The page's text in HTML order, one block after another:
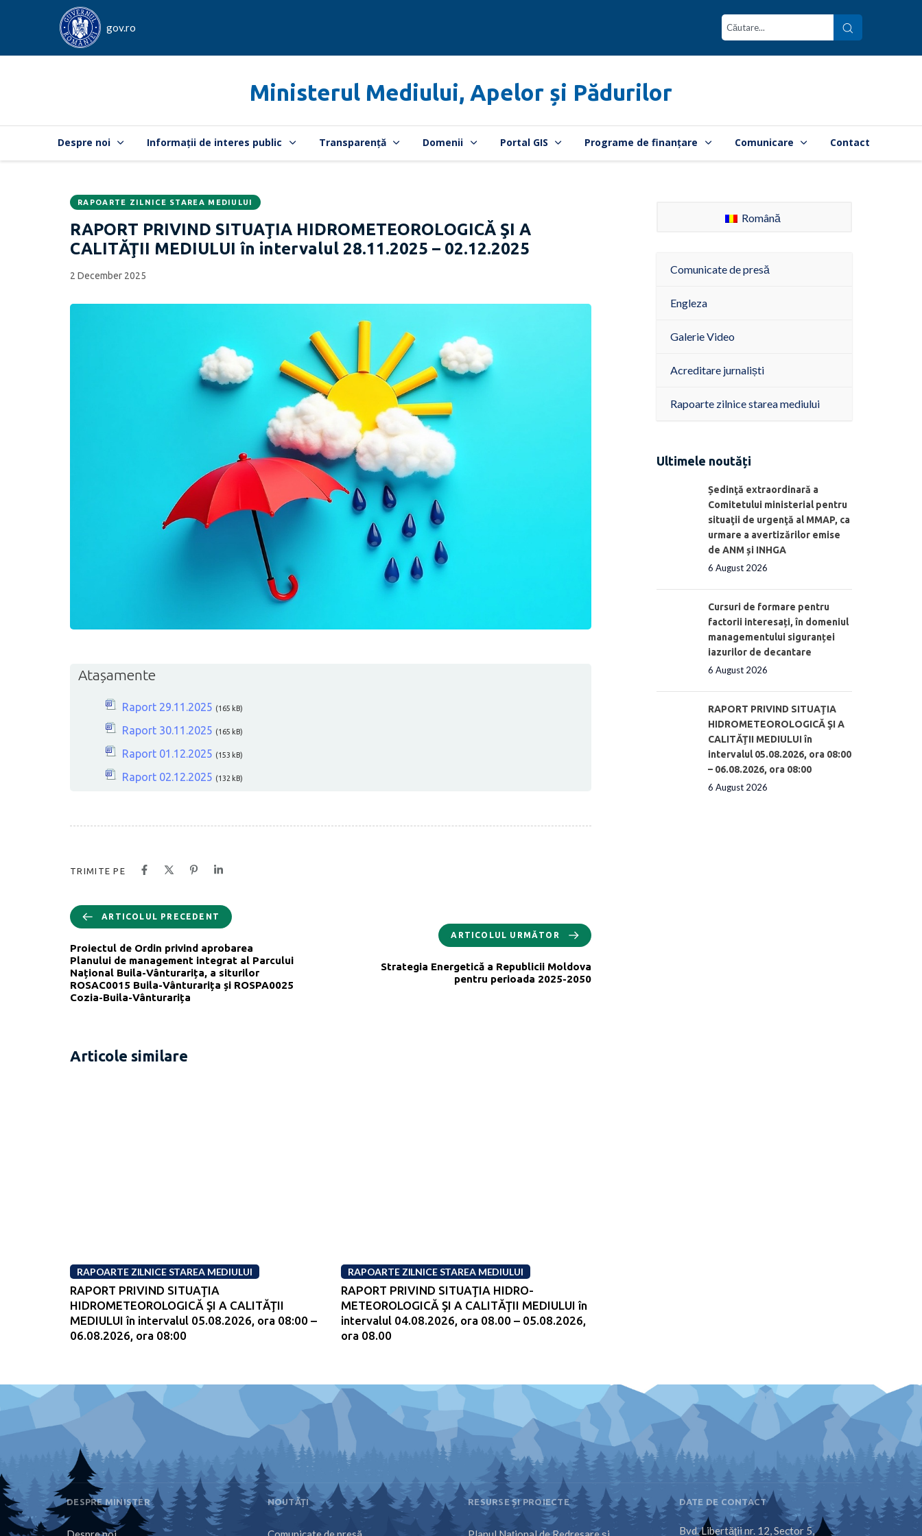
gov.ro
Ministerul Mediului, Apelor și Pădurilor
Despre noi Informații de interes public Transparență Domenii Portal GIS Programe de finanțare Comunicare Contact
CATEGORIA:
RAPOARTE ZILNICE STAREA MEDIULUI
RAPORT PRIVIND SITUAŢIA HIDROMETEOROLOGICĂ ŞI A
CALITĂŢII MEDIULUI în intervalul 28.11.2025 – 02.12.2025
Data
publicării:
2 December 2025
Atașamente
Raport 29.11.2025 (165 kB)
Raport 30.11.2025 (165 kB)
Raport 01.12.2025 (153 kB)
Raport 02.12.2025 (132 kB)
TRIMITE PE
ARTICOLUL PRECEDENT
Proiectul de Ordin privind aprobarea
Planului de management integrat al Parcului
Național Buila-Vânturarița, a siturilor
ROSAC0015 Buila-Vânturarița și ROSPA0025
Cozia-Buila-Vânturarița
ARTICOLUL URMĂTOR
Strategia Energetică a Republicii Moldova
pentru perioada 2025-2050
Articole similare
RAPOARTE ZILNICE STAREA MEDIULUI
RAPORT PRIVIND SITUAŢIA
HIDROMETEOROLOGICĂ ŞI A CALITĂŢII
MEDIULUI în intervalul 05.08.2026, ora 08:00 –
06.08.2026, ora 08:00
RAPOARTE ZILNICE STAREA MEDIULUI
RAPORT PRIVIND SITUAŢIA HIDRO-
METEOROLOGICĂ ŞI A CALITĂŢII MEDIULUI în
intervalul 04.08.2026, ora 08.00 – 05.08.2026,
ora 08.00
Română
Comunicate de presă
Engleza
Galerie Video
Acreditare jurnaliști
Rapoarte zilnice starea mediului
Ultimele noutăți
Ședinţă extraordinară a
Comitetului ministerial pentru
situaţii de urgenţă al MMAP, ca
urmare a avertizărilor emise
de ANM și INHGA
6 August 2026
Cursuri de formare pentru
factorii interesați, în domeniul
managementului siguranței
iazurilor de decantare
6 August 2026
RAPORT PRIVIND SITUAŢIA
HIDROMETEOROLOGICĂ ŞI A
CALITĂŢII MEDIULUI în
intervalul 05.08.2026, ora 08:00
– 06.08.2026, ora 08:00
6 August 2026
DESPRE MINISTER NOUTĂȚI RESURSE ȘI PROIECTE DATE DE CONTACT
Bvd. Libertăţii nr. 12, Sector 5,